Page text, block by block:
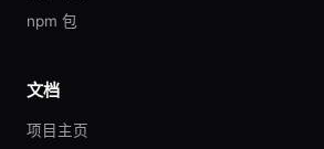
npm 包
文档
项目主页